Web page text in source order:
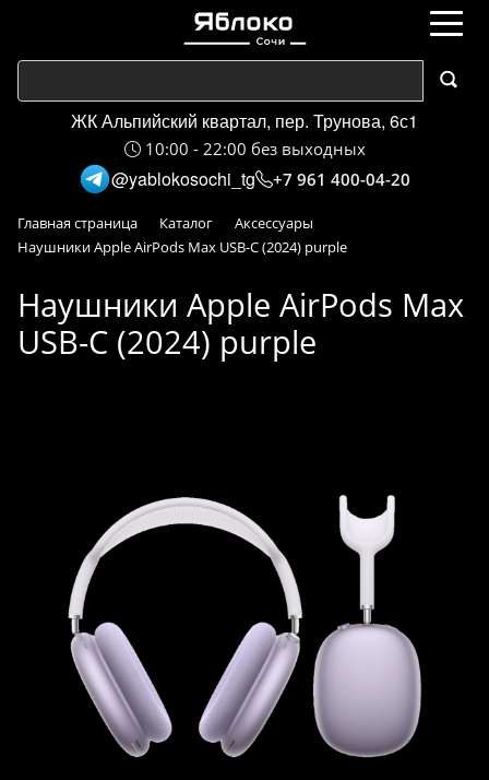
ЖК Альпийский квартал, пер. Трунова, 6с1
10:00 - 22:00 без выходных
@yablokosochi_tg +7 961 400-04-20
Главная страница Каталог
Аксессуары
Наушники Apple AirPods Max USB-C (2024) purple
Наушники Apple AirPods Max
USB-C (2024) purple